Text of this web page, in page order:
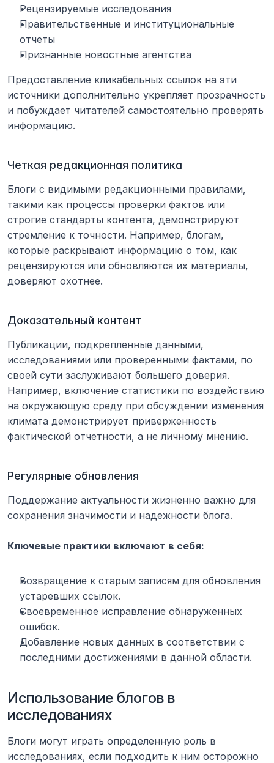
Рецензируемые исследования
Правительственные и институциональные
отчеты
Признанные новостные агентства
Предоставление кликабельных ссылок на эти
источники дополнительно укрепляет прозрачность
и побуждает читателей самостоятельно проверять
информацию.
Четкая редакционная политика
Блоги с видимыми редакционными правилами,
такими как процессы проверки фактов или
строгие стандарты контента, демонстрируют
стремление к точности. Например, блогам,
которые раскрывают информацию о том, как
рецензируются или обновляются их материалы,
доверяют охотнее.
Доказательный контент
Публикации, подкрепленные данными,
исследованиями или проверенными фактами, по
своей сути заслуживают большего доверия.
Например, включение статистики по воздействию
на окружающую среду при обсуждении изменения
климата демонстрирует приверженность
фактической отчетности, а не личному мнению.
Регулярные обновления
Поддержание актуальности жизненно важно для
сохранения значимости и надежности блога.
Ключевые практики включают в себя:
Возвращение к старым записям для обновления
устаревших ссылок.
Своевременное исправление обнаруженных
ошибок.
Добавление новых данных в соответствии с
последними достижениями в данной области.
Использование блогов в
исследованиях
Блоги могут играть определенную роль в
исследованиях, если подходить к ним осторожно